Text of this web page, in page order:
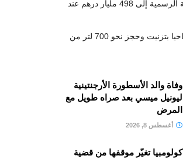
ارتفاع الأصول الاحتياطية الرسمية إلى 498 مليار درهم عند
تفكيك مصنع تقليدي للماحيا بتزنيت وحجز نحو 700 لتر من
وفاة والد الأسطورة الأرجنتينية
ليونيل ميسي بعد صراه طويل مع
المرض
أغسطس 8, 2026
كولومبيا تغيّر موقفها من قضية